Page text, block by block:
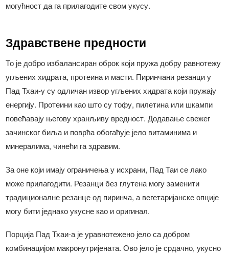
могућност да га прилагодите свом укусу.
Здравствене предности
То је добро избалансиран оброк који пружа добру равнотежу
угљених хидрата, протеина и масти. Пиринчани резанци у
Пад Тхаи-у су одличан извор угљених хидрата који пружају
енергију. Протеини као што су тофу, пилетина или шкампи
повећавају његову хранљиву вредност. Додавање свежег
зачинског биља и поврћа обогаћује јело витаминима и
минералима, чинећи га здравим.
За оне који имају ограничења у исхрани, Пад Таи се лако
може прилагодити. Резанци без глутена могу заменити
традиционалне резанце од пиринча, а вегетаријанске опције
могу бити једнако укусне као и оригинал.
Порција Пад Тхаи-а је уравнотежено јело са добром
комбинацијом макронутријената. Ово јело је срдачно, укусно